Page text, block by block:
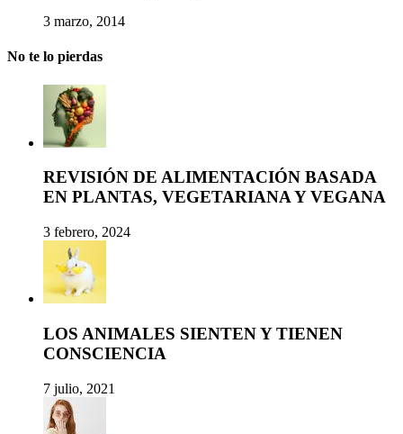
3 marzo, 2014
No te lo pierdas
REVISIÓN DE ALIMENTACIÓN BASADA
EN PLANTAS, VEGETARIANA Y VEGANA
3 febrero, 2024
LOS ANIMALES SIENTEN Y TIENEN
CONSCIENCIA
7 julio, 2021